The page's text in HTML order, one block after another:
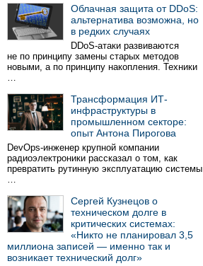
Облачная защита от DDoS:
альтернатива возможна, но
в редких случаях
DDoS-атаки развиваются
не по принципу замены старых методов
новыми, а по принципу накопления. Техники
…
Трансформация ИТ-
инфраструктуры в
промышленном секторе:
опыт Антона Пирогова
DevOps-инженер крупной компании
радиоэлектроники рассказал о том, как
превратить рутинную эксплуатацию системы
…
Сергей Кузнецов о
техническом долге в
критических системах:
«Никто не планировал 3,5
миллиона записей — именно так и
возникает технический долг»